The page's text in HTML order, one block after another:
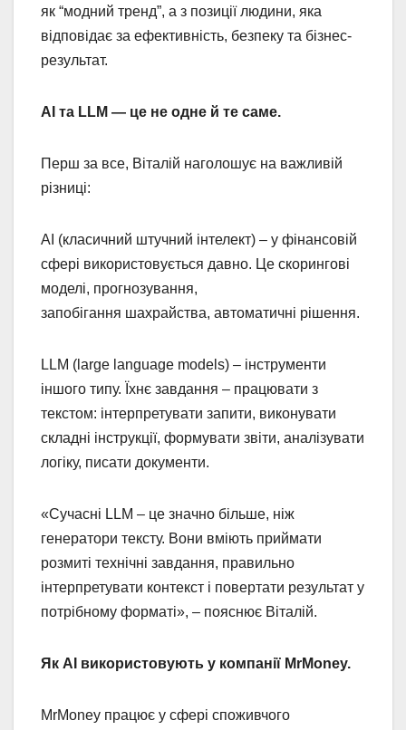
як “модний тренд”, а з позиції людини, яка
відповідає за ефективність, безпеку та бізнес-
результат.
AI та LLM — це не одне й те саме.
Перш за все, Віталій наголошує на важливій
різниці:
AI (класичний штучний інтелект) – у фінансовій
сфері використовується давно. Це скорингові
моделі, прогнозування,
запобігання шахрайства, автоматичні рішення.
LLM (large language models) – інструменти
іншого типу. Їхнє завдання – працювати з
текстом: інтерпретувати запити, виконувати
складні інструкції, формувати звіти, аналізувати
логіку, писати документи.
«Сучасні LLM – це значно більше, ніж
генератори тексту. Вони вміють приймати
розмиті технічні завдання, правильно
інтерпретувати контекст і повертати результат у
потрібному форматі», – пояснює Віталій.
Як AI використовують у компанії MrMoney.
MrMoney працює у сфері споживчого